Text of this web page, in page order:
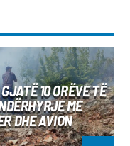
10 ORËVE TË
ME
DHE AVION